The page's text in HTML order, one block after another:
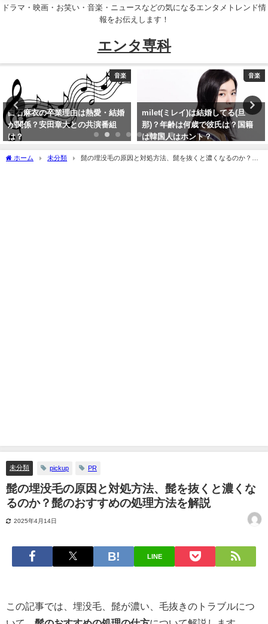
ドラマ・映画・お笑い・音楽・ニュースなどの気になるエンタメトレンド情
報をお伝えします！
エンタ専科
熱愛・結婚
共演番組
milet(ミレイ)は結婚してる(旦
那)？年齢は何歳で彼氏は？国籍
は韓国人はホント？
TWICEでタトゥー
ンバーは誰？場所
ーは本物か？
ホーム 未分類
髭の埋没毛の原因と対処方法、髭を抜くと濃くなるのか？髭
未分類 pickup PR
髭の埋没毛の原因と対処方法、髭を抜くと濃くな
るのか？髭のおすすめの処理方法を解説
2025年4月14日
LINE
この記事では、埋没毛、髭が濃い 、毛抜きのトラブルにつ